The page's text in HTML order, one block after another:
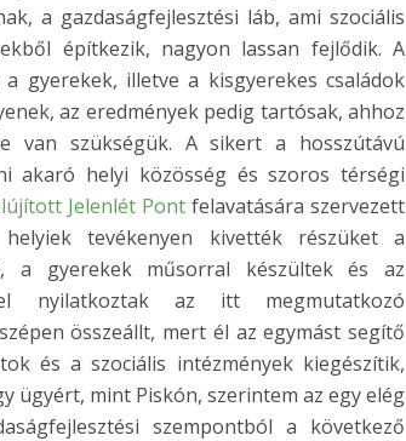
a gazdaságfejlesztési láb, ami szociális
építkezik, nagyon lassan fejlődik. A
gyerekek, illetve a kisgyerekes családok
az eredmények pedig tartósak, ahhoz
van szükségük. A sikert a hosszútávú
akaró helyi közösség és szoros térségi
Jelenlét Pont felavatására szervezett
tevékenyen kivették részüket a
a gyerekek műsorral készültek és az
nyilatkoztak az itt megmutatkozó
összeállt, mert él az egymást segítő
és a szociális intézmények kiegészítik,
ügyért, mint Piskón, szerintem az egy elég
szempontból a következő